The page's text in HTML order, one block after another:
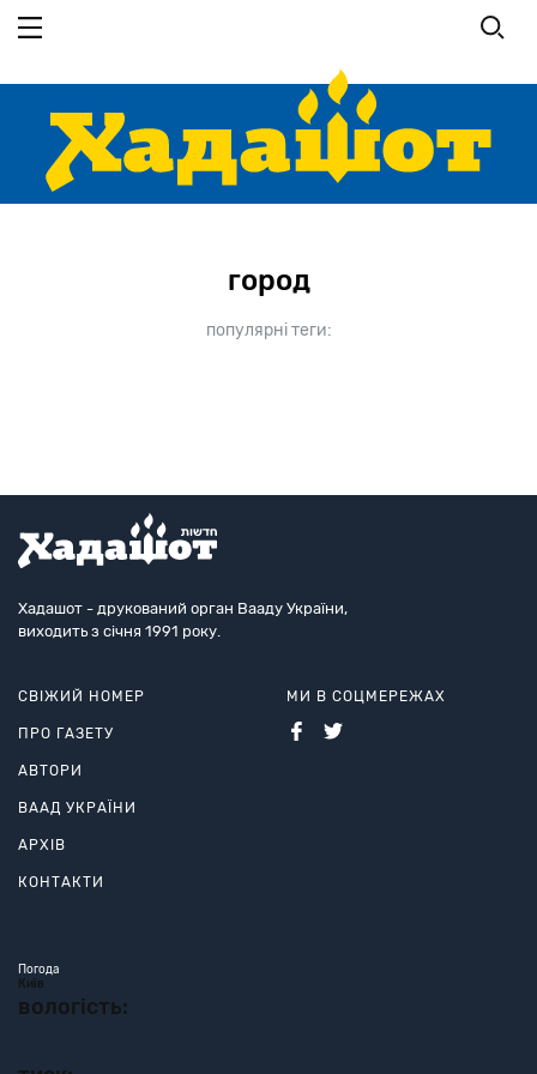
основного
город
популярні теги:
Хадашот - друкований орган Вааду України,
виходить з січня 1991 року.
СВІЖИЙ НОМЕР
ПРО ГАЗЕТУ
АВТОРИ
ВААД УКРАЇНИ
АРХІВ
КОНТАКТИ
МИ В СОЦМЕРЕЖАХ
Погода
Київ
вологість: